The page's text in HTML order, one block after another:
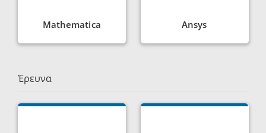
Mathematica Ansys
Έρευνα